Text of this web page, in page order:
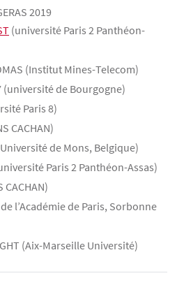
2019
(université Paris 2 Panthéon-
(Institut Mines-Telecom)
(université de Bourgogne)
Paris 8)
CACHAN)
de Mons, Belgique)
Paris 2 Panthéon-Assas)
CACHAN)
de l’Académie de Paris, Sorbonne
(Aix-Marseille Université)